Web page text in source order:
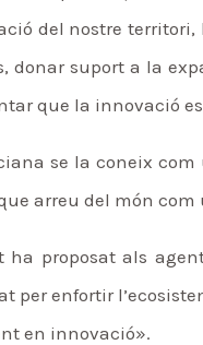
del nostre
donar suport a la
que la innovació
se la coneix
arreu del món
ha proposat als
per enfortir
en innovació».